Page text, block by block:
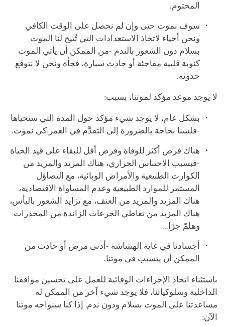
المحتوم.
سوف نموت حتى وإن لم نحصل على الوقت الكافي
ونحن أحياء لاتخاذ الاستعدادات التي تُتيح لنا الموت
بسلام دون الشعور بالندم -من الممكن أن يأتي الموت
كنوبة قلبية مفاجئة أو حادث سيارة، فجأة ونحن لا نتوقع
حدوثه.
لا يوجد موعد مؤكد لموتنا، بسبب:
بشكل عام، لا يوجد شيء مؤكد حول المدة التي سنحياها
-فلسنا بحاجة بالضرورة إلى التقدَّم في العمر كي نموت.
هناك فرص أكثر للوفاة وفرص أقل للبقاء على قيد الحياة
-فبسبب الاحتباس الحراري، هناك المزيد والمزيد من
الكوارث الطبيعية والأمراض الوبائية، مع التضاؤل
المستمر للموارد الطبيعية وعدم المساواة الاقتصادية،
هناك المزيد والمزيد من العنف، مع تزايد الشعور باليأس،
هناك المزيد من تعاطي الجرعات الزائدة من المخدرات
وهلمّ جرّا...
أجسادنا في غاية الهشاشة -أدنى مرض أو حادث من
الممكن أن يتسبب في موتنا.
باستثناء اتخاذ الإجراءات الوقائية للعمل على تحسين مواقفنا
الداخلية وسلوكياتنا، فلا يوجد شيء آخر من الممكن له
مساعدتنا على الموت بسلام ودون ندم. إذا كنا سنواجه موتنا
الآن: